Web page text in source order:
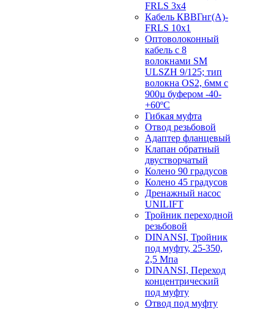
FRLS 3х4
Кабель КВВГнг(А)-
FRLS 10х1
Оптоволоконный
кабель с 8
волокнами SM
ULSZH 9/125; тип
волокна OS2, 6мм с
900µ буфером -40-
+60ºC
Гибкая муфта
Отвод резьбовой
Адаптер фланцевый
Клапан обратный
двустворчатый
Колено 90 градусов
Колено 45 градусов
Дренажный насос
UNILIFT
Тройник переходной
резьбовой
DINANSI, Тройник
под муфту, 25-350,
2,5 Мпа
DINANSI, Переход
концентрический
под муфту
Отвод под муфту